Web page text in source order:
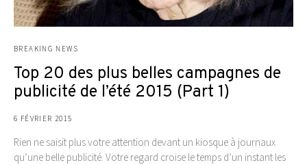
BREAKING NEWS
Top 20 des plus belles campagnes de
publicité de l’été 2015 (Part 1)
6 FÉVRIER 2015
Rien ne saisit plus votre attention devant un kiosque à journaux
qu’une belle publicité. Votre regard croise le temps d’un instant les